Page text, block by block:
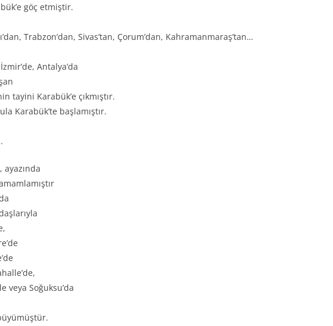
göç etmiştir.
Trabzon’dan, Sivas’tan, Çorum’dan, Kahramanmaraş’tan…
Antalya’da
tayini Karabük’e çıkmıştır.
Karabük’te başlamıştır.
ayazında
veya Soğuksu’da